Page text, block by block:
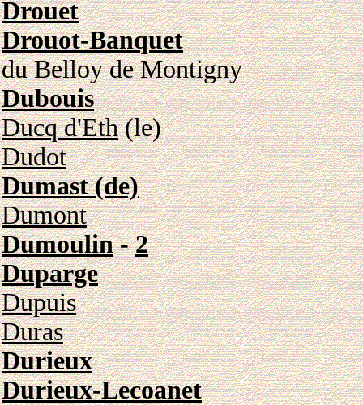
Drouet
Drouot-Banquet
du Belloy de Montigny
Dubouis
Ducq d'Eth(le)
Dudot
Dumast (de)
Dumont
Dumoulin-2
Duparge
Dupuis
Duras
Durieux
Durieux-Lecoanet